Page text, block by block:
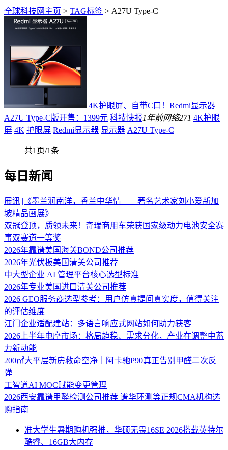
全球科技网主页 > TAG标签 > A27U Type-C
4K护眼屏、自带C口！Redmi显示器
A27U Type-C版开售：1399元 科技快报1年前网络271 4K护眼
屏 4K 护眼屏 Redmi显示器 显示器 A27U Type-C
共1页/1条
每日新闻
展讯||《墨兰润南洋，香兰中华情——著名艺术家刘小爱新加
坡精品画展》
双冠登顶，质领未来！奇瑞商用车荣获国家级动力电池安全赛
事双赛道一等奖
2026年靠谱美国海关BOND公司推荐
2026年光伏板美国清关公司推荐
中大型企业 AI 管理平台核心选型标准
2026年专业美国进口清关公司推荐
2026 GEO服务商选型参考：用户仿真提问真实度，值得关注
的评估维度
江门企业适配建站：多语言响应式网站如何助力获客
2026上半年电摩市场：格局趋稳、需求分化，产业在调整中蓄
力新动能
200㎡大平层新房救命空净｜阿卡驰P90真正告别甲醛二次反
弹
工智道AI MOC赋能变更管理
2026西安靠谱甲醛检测公司推荐 谱华环测等正规CMA机构选
购指南
准大学生暑期购机强推，华硕无畏16SE 2026搭载英特尔
酷睿、16GB大内存